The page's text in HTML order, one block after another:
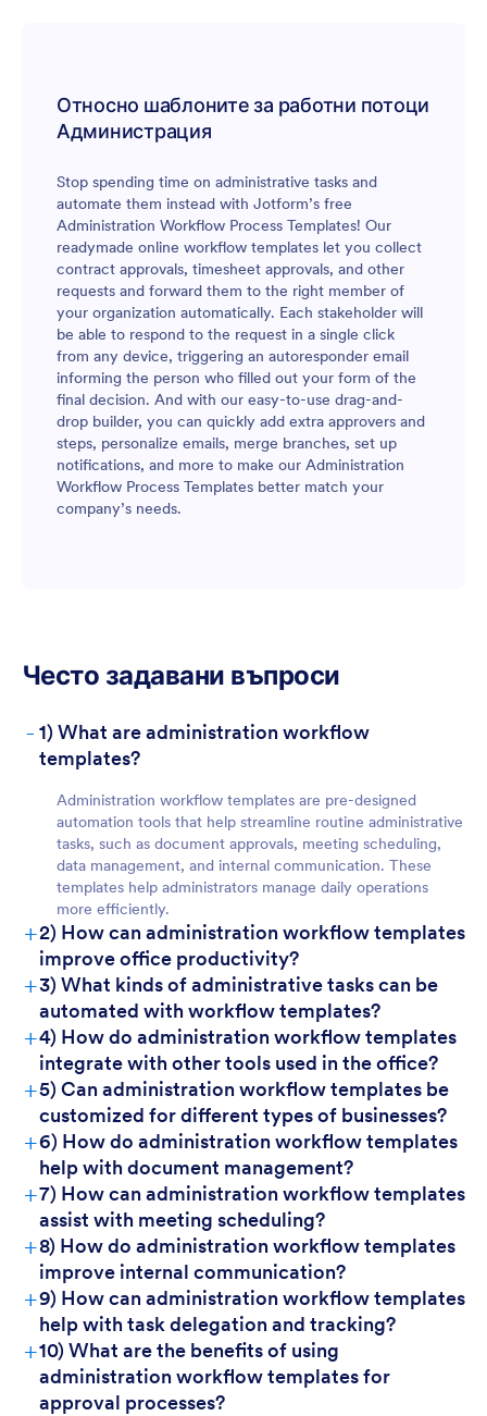
като собственик на потока можете също да получите
достъп до целия поток на одобрение в Jotform
Таблици. Оптимизирайте начина, по който одобрявате
одобрение на работни смени.
Относно шаблоните за работни потоци
Администрация
Stop spending time on administrative tasks and
automate them instead with Jotform’s free
Administration Workflow Process Templates! Our
readymade online workflow templates let you collect
contract approvals, timesheet approvals, and other
requests and forward them to the right member of
your organization automatically. Each stakeholder will
be able to respond to the request in a single click
from any device, triggering an autoresponder email
informing the person who filled out your form of the
final decision. And with our easy-to-use drag-and-
drop builder, you can quickly add extra approvers and
steps, personalize emails, merge branches, set up
notifications, and more to make our Administration
Workflow Process Templates better match your
company’s needs.
Често задавани въпроси
- 1) What are administration workflow
templates?
Administration workflow templates are pre-designed
automation tools that help streamline routine administrative
tasks, such as document approvals, meeting scheduling,
data management, and internal communication. These
templates help administrators manage daily operations
more efficiently.
+2) How can administration workflow templates
improve office productivity?
+3) What kinds of administrative tasks can be
automated with workflow templates?
+4) How do administration workflow templates
integrate with other tools used in the office?
+5) Can administration workflow templates be
customized for different types of businesses?
+6) How do administration workflow templates
help with document management?
+7) How can administration workflow templates
assist with meeting scheduling?
+8) How do administration workflow templates
improve internal communication?
+9) How can administration workflow templates
help with task delegation and tracking?
+10) What are the benefits of using
administration workflow templates for
approval processes?